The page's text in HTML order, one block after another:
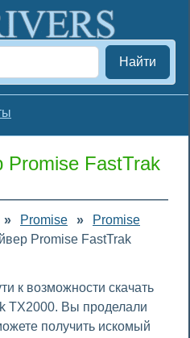
Найти
Promise FastTrak
» Promise »
Promise
Promise FastTrak
к возможности скачать
TX2000. Вы проделали
получить искомый